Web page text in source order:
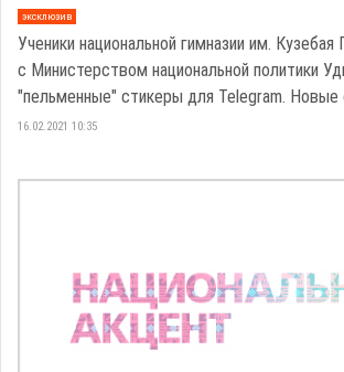
эксклюзив
Ученики национальной гимназии им.
с Министерством национальной политики
"пельменные" стикеры для Telegram. Новые
16.02.2021 10:35